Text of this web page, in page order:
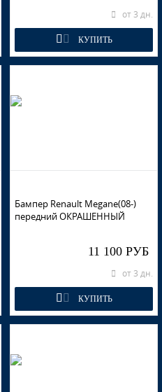
от 3 дн.
КУПИТЬ
Бампер Renault Megane(08-)
передний ОКРАШЕННЫЙ
11 100 РУБ
от 3 дн.
КУПИТЬ